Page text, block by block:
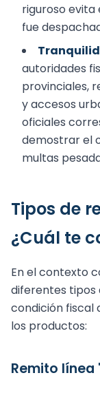
riguroso
fue
autoridades
provinciales,
y accesos
oficiales
demostrar el
multas
Tipos de remitos en Argentina:
¿Cuál te
En el contexto comercial de nuestro país, conviven
diferentes tipos
condición fiscal
los productos:
Remito línea